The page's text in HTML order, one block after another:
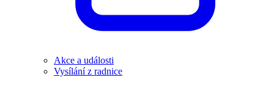
Akce a události
Vysílání z radnice